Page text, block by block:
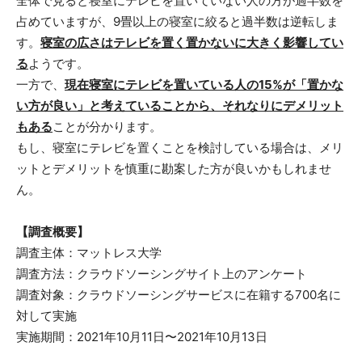
占めていますが、9畳以上の寝室に絞ると過半数は逆転しま
す。 寝室の広さはテレビを置く置かないに大きく影響してい
るようです。
一方で、 現在寝室にテレビを置いている人の15%が「置かな
い方が良い」と考えていることから、それなりにデメリット
もあることが分かります。
もし、寝室にテレビを置くことを検討している場合は、メリ
ットとデメリットを慎重に勘案した方が良いかもしれませ
ん。
【調査概要】
調査主体：マットレス大学
調査方法：クラウドソーシングサイト上のアンケート
調査対象：クラウドソーシングサービスに在籍する700名に
対して実施
実施期間：2021年10月11日〜2021年10月13日